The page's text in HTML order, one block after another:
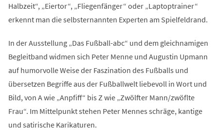
Halbzeit“, „Eiertor“, „Fliegenfänger“ oder „Laptoptrainer“
erkennt man die selbsternannten Experten am Spielfeldrand.
In der Ausstellung „Das Fußball-abc“ und dem gleichnamigen
Begleitband widmen sich Peter Menne und Augustin Upmann
auf humorvolle Weise der Faszination des Fußballs und
übersetzen Begriffe aus der Fußballwelt liebevoll in Wort und
Bild, von A wie „Anpfiff“ bis Z wie „Zwölfter Mann/zwöflte
Frau“. Im Mittelpunkt stehen Peter Mennes schräge, kantige
und satirische Karikaturen.